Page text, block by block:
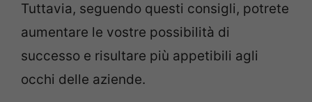
Tuttavia, seguendo questi consigli, potrete
aumentare le vostre possibilità di
successo e risultare più appetibili agli
occhi delle aziende.